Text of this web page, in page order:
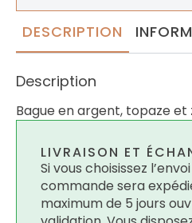
DESCRIPTION
Description
Bague en argent, topaze et
LIVRAISON ET
Si vous choisissez
commande sera
maximum de 5 jours